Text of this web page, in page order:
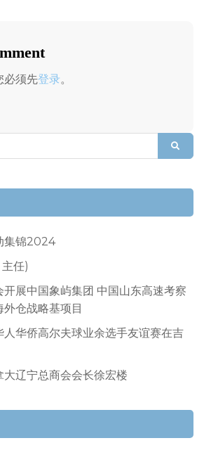
必须先登录。
集锦2024
任)
开展中国象屿集团 中国山东高速考察
仓战略基项目
人华侨高尔夫球业余选手友谊赛在吉
辽宁总商会会长徐宏楼